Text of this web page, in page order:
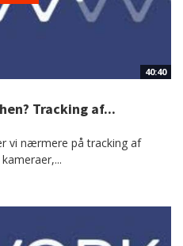
40:40
Tracking af...
vi nærmere på tracking af